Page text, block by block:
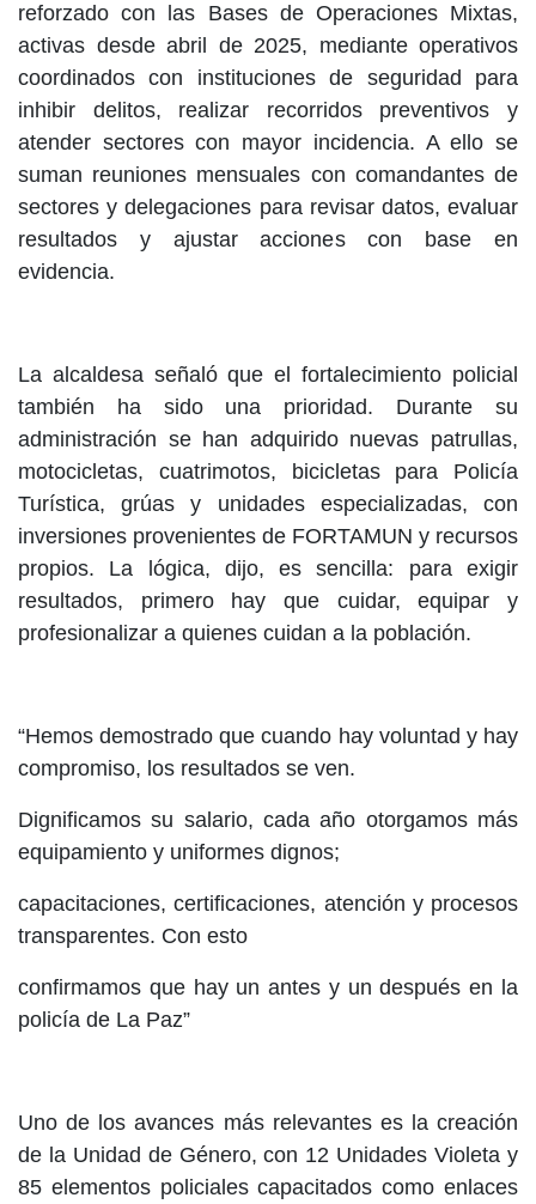
reforzado con las Bases de Operaciones Mixtas,
activas desde abril de 2025, mediante operativos
coordinados con instituciones de seguridad para
inhibir delitos, realizar recorridos preventivos y
atender sectores con mayor incidencia. A ello se
suman reuniones mensuales con comandantes de
sectores y delegaciones para revisar datos, evaluar
resultados y ajustar acciones con base en
evidencia.
La alcaldesa señaló que el fortalecimiento policial
también ha sido una prioridad. Durante su
administración se han adquirido nuevas patrullas,
motocicletas, cuatrimotos, bicicletas para Policía
Turística, grúas y unidades especializadas, con
inversiones provenientes de FORTAMUN y recursos
propios. La lógica, dijo, es sencilla: para exigir
resultados, primero hay que cuidar, equipar y
profesionalizar a quienes cuidan a la población.
“Hemos demostrado que cuando hay voluntad y hay
compromiso, los resultados se ven.
Dignificamos su salario, cada año otorgamos más
equipamiento y uniformes dignos;
capacitaciones, certificaciones, atención y procesos
transparentes. Con esto
confirmamos que hay un antes y un después en la
policía de La Paz”
Uno de los avances más relevantes es la creación
de la Unidad de Género, con 12 Unidades Violeta y
85 elementos policiales capacitados como enlaces